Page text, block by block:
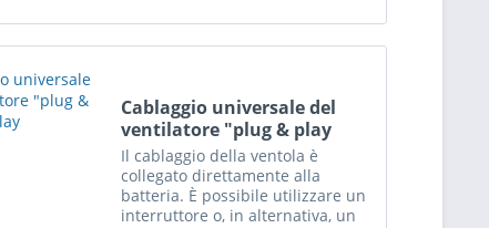
Cablaggio universale del
ventilatore "plug & play
Il cablaggio della ventola è
collegato direttamente alla
batteria. È possibile utilizzare un
interruttore o, in alternativa, un